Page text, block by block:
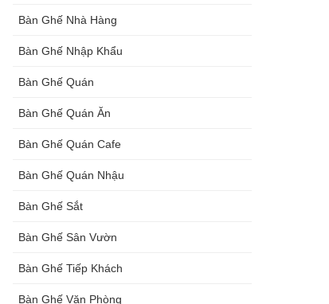
Bàn Ghế Nhà Hàng
Bàn Ghế Nhập Khẩu
Bàn Ghế Quán
Bàn Ghế Quán Ăn
Bàn Ghế Quán Cafe
Bàn Ghế Quán Nhậu
Bàn Ghế Sắt
Bàn Ghế Sân Vườn
Bàn Ghế Tiếp Khách
Bàn Ghế Văn Phòng